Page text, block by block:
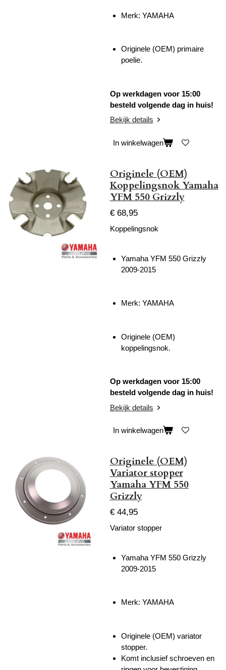
Merk: YAMAHA
Originele (OEM) primaire
poelie.
Op werkdagen voor 15:00
besteld volgende dag in huis!
Bekijk details
In winkelwagen
Originele (OEM)
Koppelingsnok Yamaha
YFM 550 Grizzly
€ 68,95
Koppelingsnok
Yamaha YFM 550 Grizzly
2009-2015
Merk: YAMAHA
Originele (OEM)
koppelingsnok.
Op werkdagen voor 15:00
besteld volgende dag in huis!
Bekijk details
In winkelwagen
Originele (OEM)
Variator stopper
Yamaha YFM 550
Grizzly
€ 44,95
Variator stopper
Yamaha YFM 550 Grizzly
2009-2015
Merk: YAMAHA
Originele (OEM) variator
stopper.
Komt inclusief schroeven en